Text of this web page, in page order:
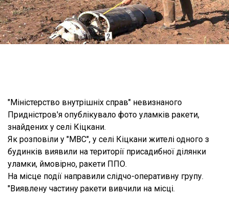
"Міністерство внутрішніх справ" невизнаного
Придністров'я опублікувало фото уламків ракети,
знайдених у селі Кіцкани.
Як розповіли у "МВС", у селі Кіцкани жителі одного з
будинків виявили на території присадибної ділянки
уламки, ймовірно, ракети ППО.
На місце події направили слідчо-оперативну групу.
"Виявлену частину ракети вивчили на місці.